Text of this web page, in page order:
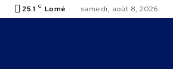
25.1 C Lomé samedi, août 8, 2026